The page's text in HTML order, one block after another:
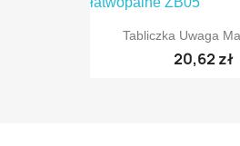
Tabliczka Uwaga
20,62 zł